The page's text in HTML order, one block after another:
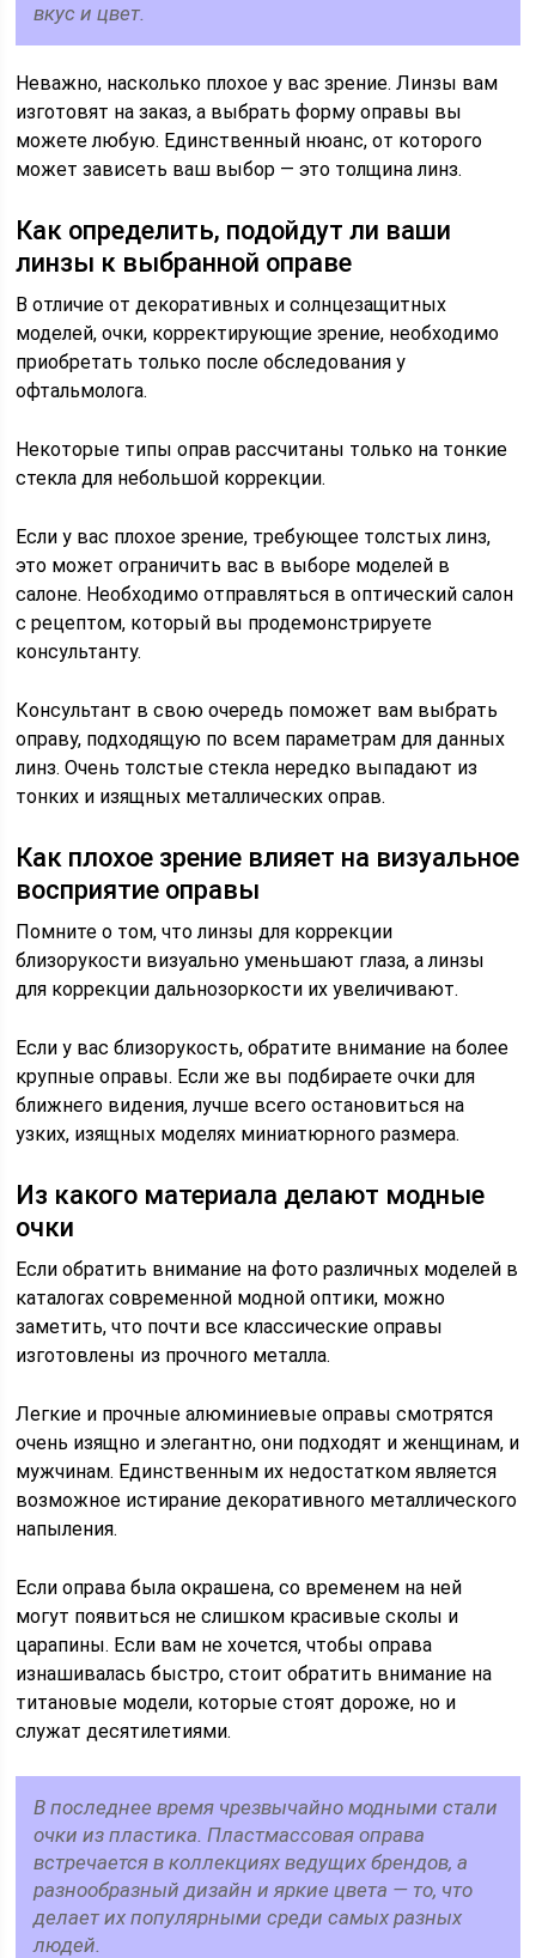
вкус и цвет.
Неважно, насколько плохое у вас зрение. Линзы вам
изготовят на заказ, а выбрать форму оправы вы
можете любую. Единственный нюанс, от которого
может зависеть ваш выбор — это толщина линз.
Как определить, подойдут ли ваши
линзы к выбранной оправе
В отличие от декоративных и солнцезащитных
моделей, очки, корректирующие зрение, необходимо
приобретать только после обследования у
офтальмолога.
Некоторые типы оправ рассчитаны только на тонкие
стекла для небольшой коррекции.
Если у вас плохое зрение, требующее толстых линз,
это может ограничить вас в выборе моделей в
салоне. Необходимо отправляться в оптический салон
с рецептом, который вы продемонстрируете
консультанту.
Консультант в свою очередь поможет вам выбрать
оправу, подходящую по всем параметрам для данных
линз. Очень толстые стекла нередко выпадают из
тонких и изящных металлических оправ.
Как плохое зрение влияет на визуальное
восприятие оправы
Помните о том, что линзы для коррекции
близорукости визуально уменьшают глаза, а линзы
для коррекции дальнозоркости их увеличивают.
Если у вас близорукость, обратите внимание на более
крупные оправы. Если же вы подбираете очки для
ближнего видения, лучше всего остановиться на
узких, изящных моделях миниатюрного размера.
Из какого материала делают модные
очки
Если обратить внимание на фото различных моделей в
каталогах современной модной оптики, можно
заметить, что почти все классические оправы
изготовлены из прочного металла.
Легкие и прочные алюминиевые оправы смотрятся
очень изящно и элегантно, они подходят и женщинам, и
мужчинам. Единственным их недостатком является
возможное истирание декоративного металлического
напыления.
Если оправа была окрашена, со временем на ней
могут появиться не слишком красивые сколы и
царапины. Если вам не хочется, чтобы оправа
изнашивалась быстро, стоит обратить внимание на
титановые модели, которые стоят дороже, но и
служат десятилетиями.
В последнее время чрезвычайно модными стали
очки из пластика. Пластмассовая оправа
встречается в коллекциях ведущих брендов, а
разнообразный дизайн и яркие цвета — то, что
делает их популярными среди самых разных
людей.